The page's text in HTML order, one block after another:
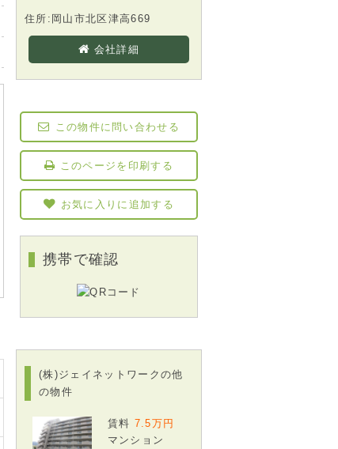
住所:岡山市北区津高669
会社詳細
この物件に問い合わせる
このページを印刷する
お気に入りに追加する
携帯で確認
(株)ジェイネットワークの他
の物件
賃料 7.5万円
マンション